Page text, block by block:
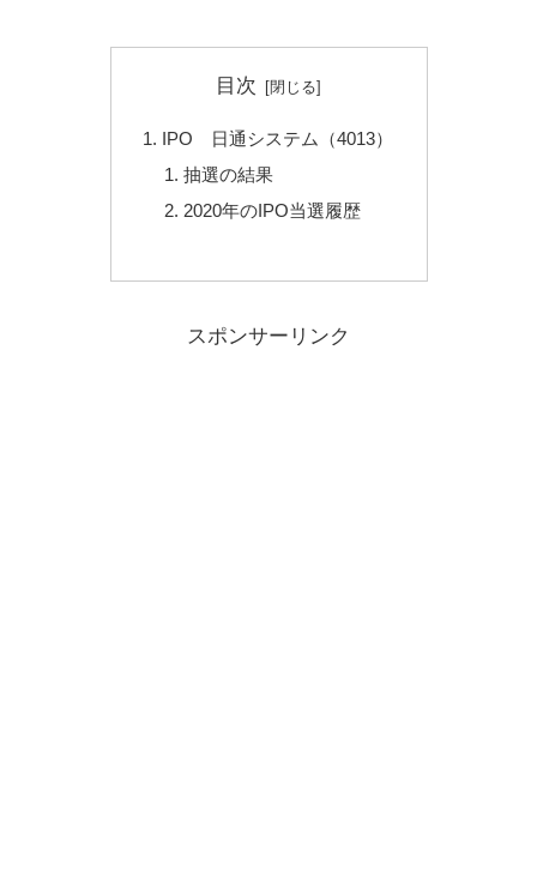
目次
IPO 日通システム（4013）
抽選の結果
2020年のIPO当選履歴
スポンサーリンク